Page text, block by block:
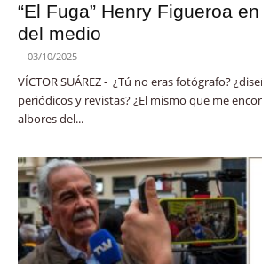
“El Fuga” Henry Figueroa
del medio
- 03/10/2025
VÍCTOR SUÁREZ - ¿Tú no eras fotógrafo?
periódicos y revistas? ¿El mismo que me
albores del...